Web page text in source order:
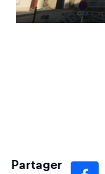
Partager